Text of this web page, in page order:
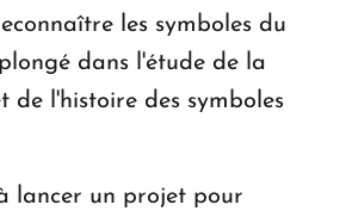
les symboles du
dans l'étude de la
de l'histoire des symboles
lancer un projet pour